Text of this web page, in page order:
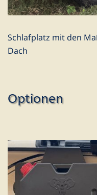
Schlafplatz mit den
Dach
Optionen